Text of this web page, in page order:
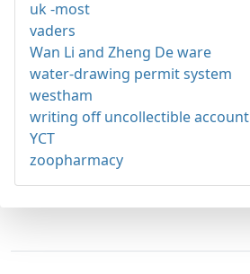
uk -most
vaders
Wan Li and Zheng De ware
water-drawing permit system
westham
writing off uncollectible account
YCT
zoopharmacy